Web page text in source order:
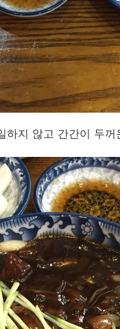
지 않고 간간이 두